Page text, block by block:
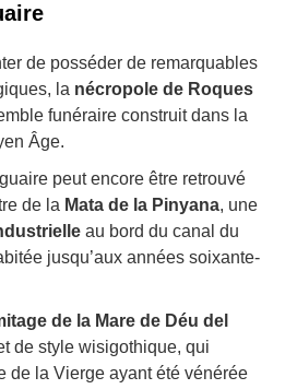
de posséder de remarquables
la nécropole de Roques
funéraire construit dans la
Âge.
peut encore être retrouvé
de la Mata de la Pinyana, une
au bord du canal du
jusqu’aux années soixante-
de la Mare de Déu del
de style wisigothique, qui
de la Vierge ayant été vénérée